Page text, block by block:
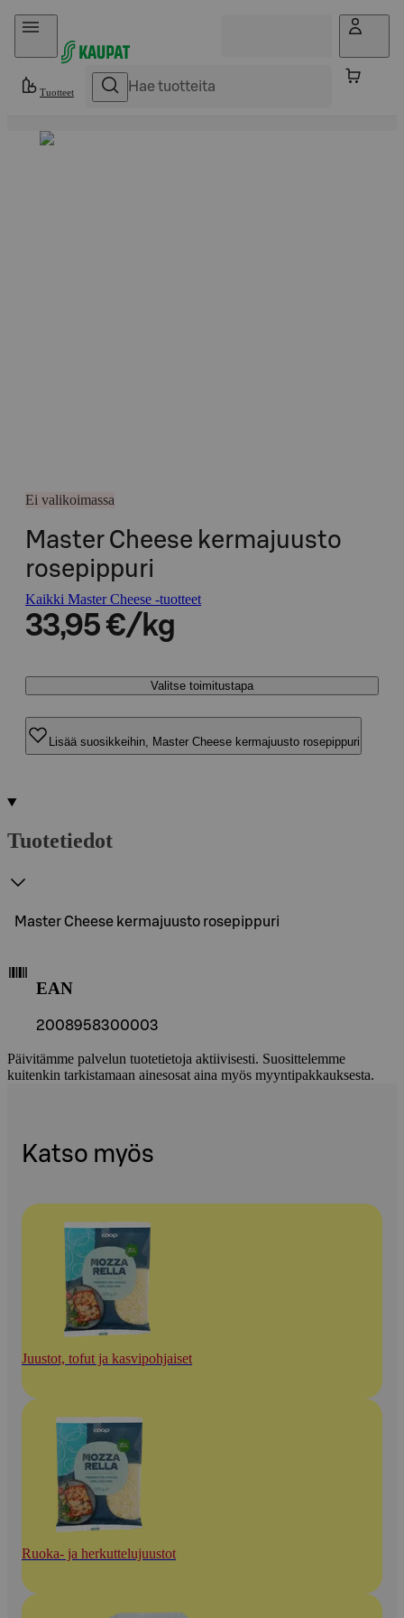
Hyppää sisältöön
Tuotteet
Ei valikoimassa
Master Cheese kermajuusto
rosepippuri
Kaikki Master Cheese -tuotteet
33,95 €/kg
Valitse toimitustapa
Lisää suosikkeihin, Master Cheese kermajuusto rosepippuri
Tuotetiedot
Master Cheese kermajuusto rosepippuri
EAN
2008958300003
Päivitämme palvelun tuotetietoja aktiivisesti. Suosittelemme
kuitenkin tarkistamaan ainesosat aina myös myyntipakkauksesta.
Katso myös
Juustot, tofut ja kasvipohjaiset
Ruoka- ja herkuttelujuustot